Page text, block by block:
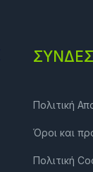
Πολιτική
Όροι και
Πολιτική